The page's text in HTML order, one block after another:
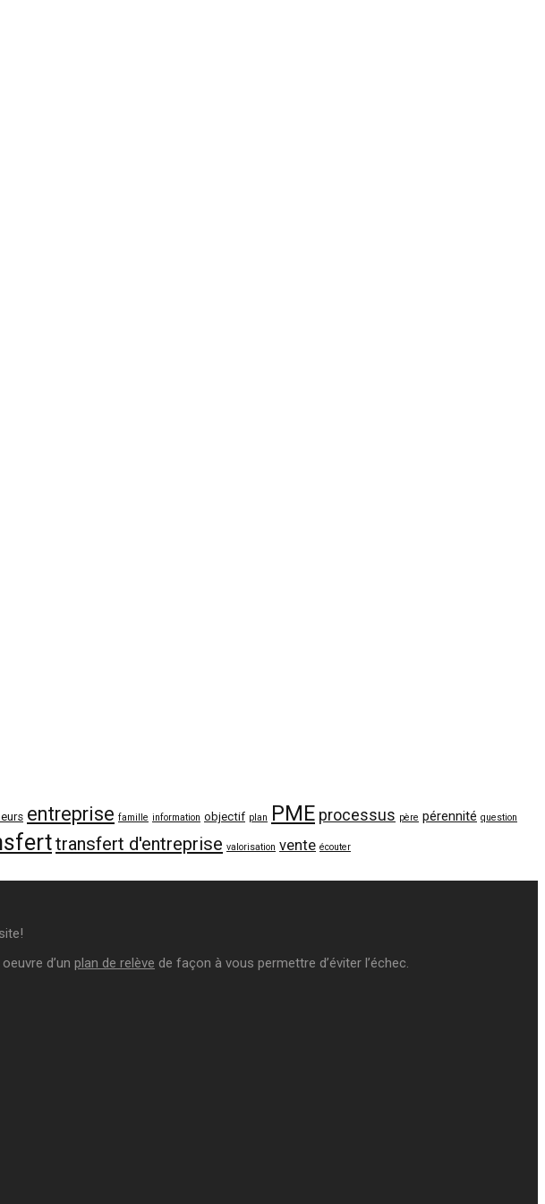
entreprise famille information objectif plan PME processus père pérennité question
transfert d'entreprise valorisation vente écouter
d’un plan de relève de façon à vous permettre d’éviter l’échec.